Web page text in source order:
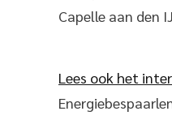
Capelle aan den
Lees ook het